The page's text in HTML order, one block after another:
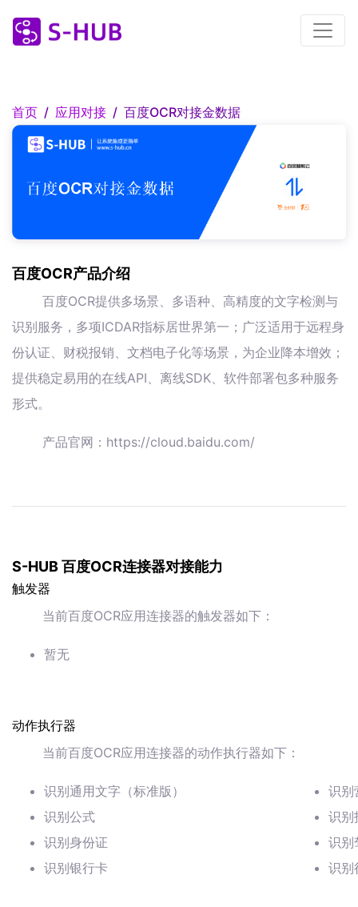
首页 应用对接 百度OCR对接金数据
百度OCR产品介绍
百度OCR提供多场景、多语种、高精度的文字检测与
识别服务，多项ICDAR指标居世界第一；广泛适用于远程身
份认证、财税报销、文档电子化等场景，为企业降本增效；
提供稳定易用的在线API、离线SDK、软件部署包多种服务
形式。
产品官网：https://cloud.baidu.com/
S-HUB 百度OCR连接器对接能力
触发器
当前百度OCR应用连接器的触发器如下：
暂无
动作执行器
当前百度OCR应用连接器的动作执行器如下：
识别通用文字（标准版）
识别公式
识别身份证
识别银行卡
识别
识别
识别
识别